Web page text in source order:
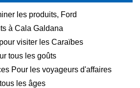
les produits, Ford
à Cala Galdana
visiter les Caraïbes
tous les goûts
Pour les voyageurs d'affaires
les âges